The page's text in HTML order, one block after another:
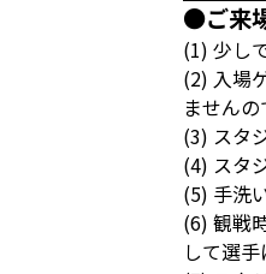
●ご来
(1) 少し
(2) 入場
ません
(3) スタ
(4) スタ
(5) 手洗
(6) 観戦
して選手